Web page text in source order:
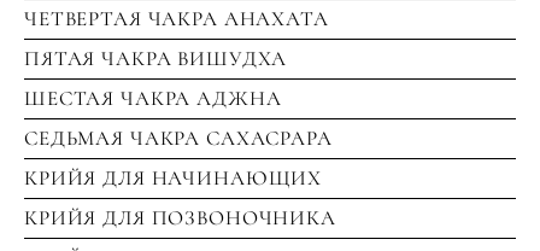
ЧЕТВЕРТАЯ ЧАКРА АНАХАТА
ПЯТАЯ ЧАКРА ВИШУДХА
ШЕСТАЯ ЧАКРА АДЖНА
СЕДЬМАЯ ЧАКРА САХАСРАРА
КРИЙЯ ДЛЯ НАЧИНАЮЩИХ
КРИЙЯ ДЛЯ ПОЗВОНОЧНИКА